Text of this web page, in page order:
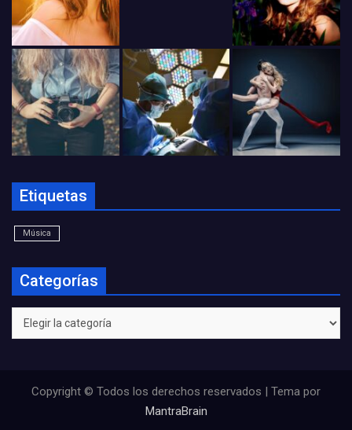
Etiquetas
Música
Categorías
Categorías
Copyright © Todos los derechos reservados | Tema por
MantraBrain